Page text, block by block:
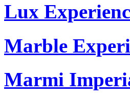
Lux
Marble
Marmi